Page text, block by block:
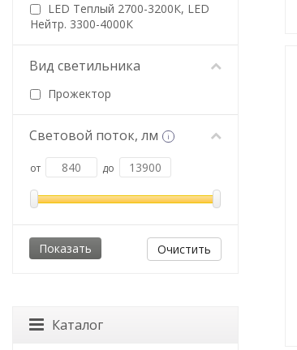
LED Теплый 2700-3200К, LED
Нейтр. 3300-4000К
Вид светильника
Прожектор
Световой поток, лм i
от до
Очистить
Каталог